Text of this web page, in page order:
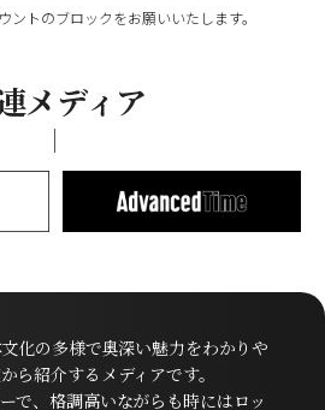
ントのブロックをお願いいたします。
メディア
化の多様で奥深い魅力をわかりや
ら紹介するメディアです。
で、格調高いながらも時にはロッ